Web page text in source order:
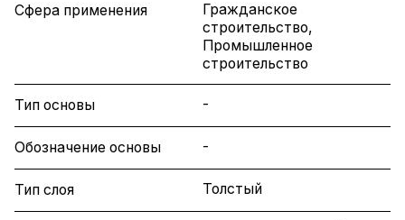
Сфера применения
Гражданское
строительство,
Промышленное
строительство
Тип основы -
Обозначение основы -
Тип слоя Толстый